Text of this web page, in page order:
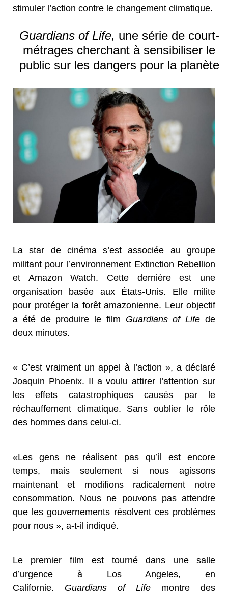
stimuler l’action contre le changement climatique.
Guardians of Life, une série de court-
métrages cherchant à sensibiliser le
public sur les dangers pour la planète
La star de cinéma s’est associée au groupe
militant pour l’environnement Extinction Rebellion
et Amazon Watch. Cette dernière est une
organisation basée aux États-Unis. Elle milite
pour protéger la forêt amazonienne. Leur objectif
a été de produire le film Guardians of Life de
deux minutes.
« C’est vraiment un appel à l’action », a déclaré
Joaquin Phoenix. Il a voulu attirer l’attention sur
les effets catastrophiques causés par le
réchauffement climatique. Sans oublier le rôle
des hommes dans celui-ci.
«Les gens ne réalisent pas qu’il est encore
temps, mais seulement si nous agissons
maintenant et modifions radicalement notre
consommation. Nous ne pouvons pas attendre
que les gouvernements résolvent ces problèmes
pour nous », a-t-il indiqué.
Le premier film est tourné dans une salle
d’urgence à Los Angeles, en
Californie. Guardians of Life montre des